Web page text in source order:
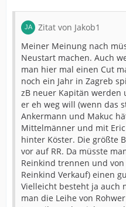
Zitat von Jakob1
Meiner Meinung nach
Neustart machen. Auch
man hier mal einen Cut
noch ein Jahr in Zagreb
zB neuer Kapitän werden
er eh weg will (wenn das
Ankermann und Makuc
Mittelmänner und mit
hinter Köster. Die größte
vor auf RR. Da müsste
Reinkind trennen und
Reinkind Verkauf) einen
Vielleicht besteht ja auch
man die Leihe von